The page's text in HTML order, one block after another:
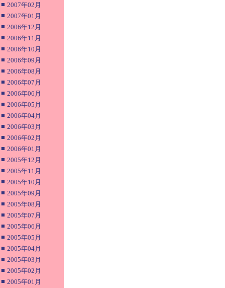
■ 2007年02月
■ 2007年01月
■ 2006年12月
■ 2006年11月
■ 2006年10月
■ 2006年09月
■ 2006年08月
■ 2006年07月
■ 2006年06月
■ 2006年05月
■ 2006年04月
■ 2006年03月
■ 2006年02月
■ 2006年01月
■ 2005年12月
■ 2005年11月
■ 2005年10月
■ 2005年09月
■ 2005年08月
■ 2005年07月
■ 2005年06月
■ 2005年05月
■ 2005年04月
■ 2005年03月
■ 2005年02月
■ 2005年01月